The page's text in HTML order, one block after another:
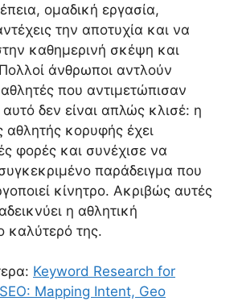
ομαδική εργασία,
την αποτυχία και να
καθημερινή σκέψη και
άνθρωποι αντλούν
που αντιμετώπισαν
δεν είναι απλώς κλισέ: η
αθλητής κορυφής έχει
φορές και συνέχισε να
συγκεκριμένο παράδειγμα που
κίνητρο. Ακριβώς αυτές
η αθλητική
καλύτερό της.
Keyword Research for
Mapping Intent, Geo